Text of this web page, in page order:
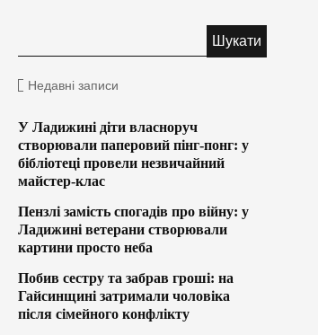
Недавні записи
У Ладижині діти власноруч
створювали паперовий пінг-понг: у
бібліотеці провели незвичайний
майстер-клас
Пензлі замість спогадів про війну: у
Ладижині ветерани створювали
картини просто неба
Побив сестру та забрав гроші: на
Гайсинщині затримали чоловіка
після сімейного конфлікту